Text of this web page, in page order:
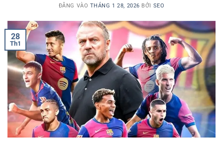
ĐĂNG VÀO THÁNG 1 28, 2026 BỞI SEO
28
Th1